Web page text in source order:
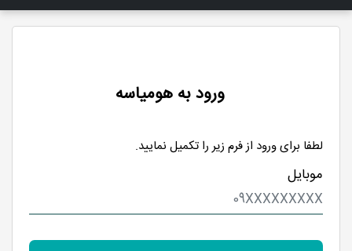
ورود به هومیاسه
لطفا برای ورود از فرم زیر را تکمیل نمایید.
موبایل